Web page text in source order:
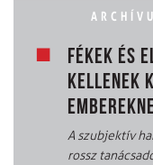
FÉKEK ÉS
KELLENEK
A szubjektív
rossz